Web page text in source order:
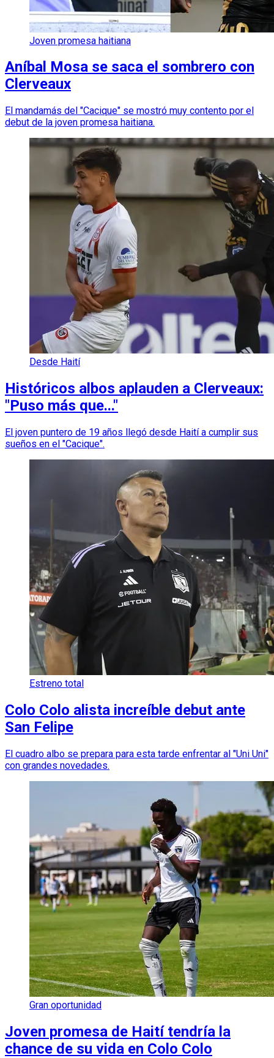
Joven promesa haitiana
Aníbal Mosa se saca el sombrero con
Clerveaux
El mandamás del "Cacique" se mostró muy contento por el
debut de la joven promesa haitiana.
Desde Haití
Históricos albos aplauden a Clerveaux:
"Puso más que..."
El joven puntero de 19 años llegó desde Haití a cumplir sus
sueños en el "Cacique".
Estreno total
Colo Colo alista increíble debut ante
San Felipe
El cuadro albo se prepara para esta tarde enfrentar al "Uni Uni"
con grandes novedades.
Gran oportunidad
Joven promesa de Haití tendría la
chance de su vida en Colo Colo